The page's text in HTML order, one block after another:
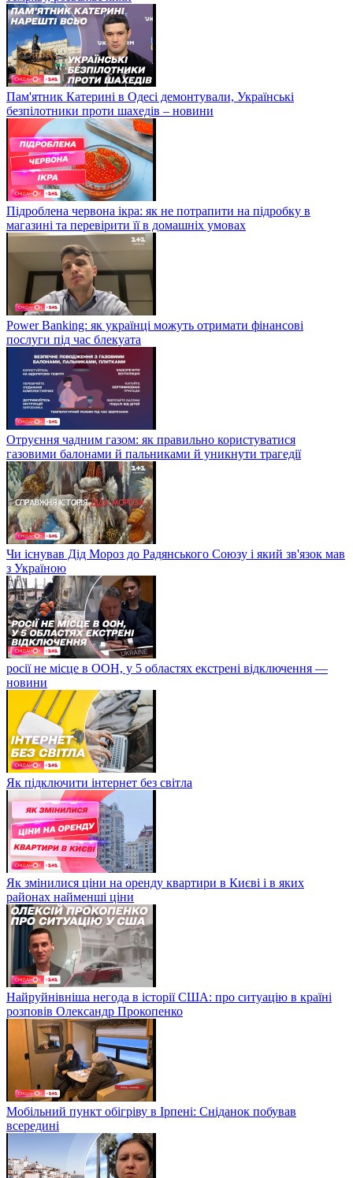
Пам'ятник Катерині в Одесі демонтували, Українські
безпілотники проти шахедів – новини
Підроблена червона ікра: як не потрапити на підробку в
магазині та перевірити її в домашніх умовах
Power Banking: як українці можуть отримати фінансові
послуги під час блекуата
Отруєння чадним газом: як правильно користуватися
газовими балонами й пальниками й уникнути трагедії
Чи існував Дід Мороз до Радянського Союзу і який зв'язок мав
з Україною
росії не місце в ООН, у 5 областях екстрені відключення —
новини
Як підключити інтернет без світла
Як змінилися ціни на оренду квартири в Києві і в яких
районах найменші ціни
Найруйнівніша негода в історії США: про ситуацію в країні
розповів Олександр Прокопенко
Мобільний пункт обігріву в Ірпені: Сніданок побував
всередині